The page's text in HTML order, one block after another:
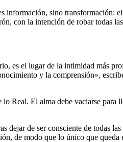
información, sino transformación:
con la intención de robar todas
es el lugar de la intimidad más
y la comprensión»,
Real. El alma debe vaciarse para
dejar de ser consciente de todas
de modo que lo único que queda